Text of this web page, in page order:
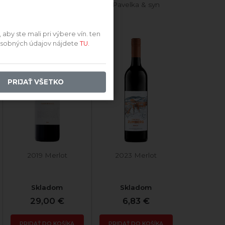
2019 Merlot
Skladom
29,00 €
Pavelka & syn
2023 Merlot
Skladom
6,83 €
ste mali pri výbere vín. ten
údajov nájdete TU.
PRIJAŤ VŠETKO